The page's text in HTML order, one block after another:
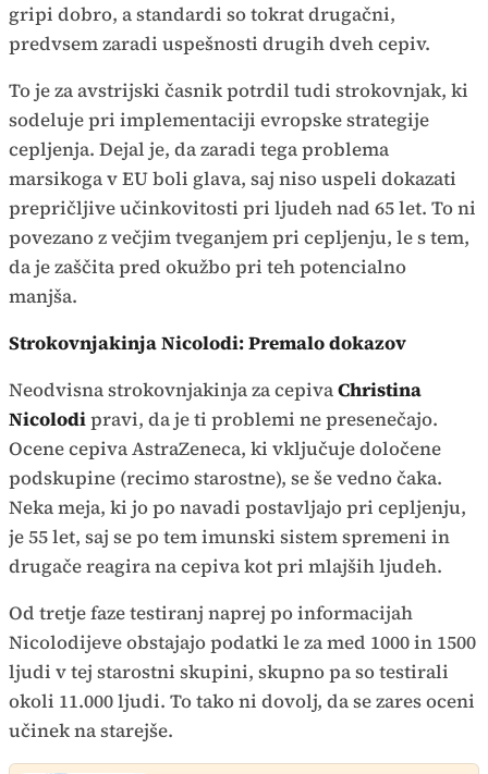
gripi dobro, a standardi so tokrat drugačni,
predvsem zaradi uspešnosti drugih dveh cepiv.
To je za avstrijski časnik potrdil tudi strokovnjak, ki
sodeluje pri implementaciji evropske strategije
cepljenja. Dejal je, da zaradi tega problema
marsikoga v EU boli glava, saj niso uspeli dokazati
prepričljive učinkovitosti pri ljudeh nad 65 let. To ni
povezano z večjim tveganjem pri cepljenju, le s tem,
da je zaščita pred okužbo pri teh potencialno
manjša.
Strokovnjakinja Nicolodi: Premalo dokazov
Neodvisna strokovnjakinja za cepivaChristina
Nicolodipravi, da je ti problemi ne presenečajo.
Ocene cepiva AstraZeneca, ki vključuje določene
podskupine (recimo starostne), se še vedno čaka.
Neka meja, ki jo po navadi postavljajo pri cepljenju,
je 55 let, saj se po tem imunski sistem spremeni in
drugače reagira na cepiva kot pri mlajših ljudeh.
Od tretje faze testiranj naprej po informacijah
Nicolodijeve obstajajo podatki le za med 1000 in 1500
ljudi v tej starostni skupini, skupno pa so testirali
okoli 11.000 ljudi. To tako ni dovolj, da se zares oceni
učinek na starejše.